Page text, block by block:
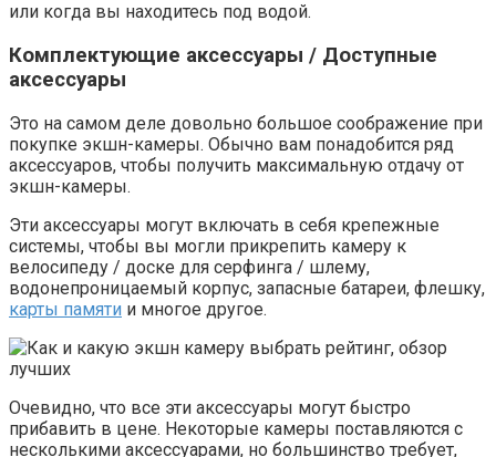
или когда вы находитесь под водой.
Комплектующие аксессуары / Доступные
аксессуары
Это на самом деле довольно большое соображение при
покупке экшн-камеры. Обычно вам понадобится ряд
аксессуаров, чтобы получить максимальную отдачу от
экшн-камеры.
Эти аксессуары могут включать в себя крепежные
системы, чтобы вы могли прикрепить камеру к
велосипеду / доске для серфинга / шлему,
водонепроницаемый корпус, запасные батареи, флешку,
карты памяти и многое другое.
Очевидно, что все эти аксессуары могут быстро
прибавить в цене. Некоторые камеры поставляются с
несколькими аксессуарами, но большинство требует,